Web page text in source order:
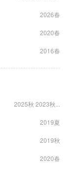
2026春
2020春
2016春
2025秋 2023秋...
2019夏
2019秋
2020春